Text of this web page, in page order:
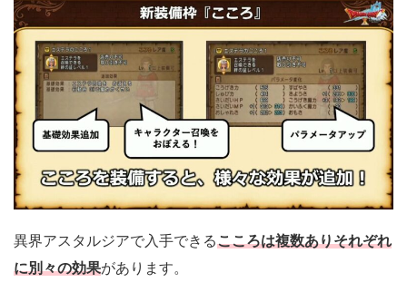
異界アスタルジアで入手できるこころは複数ありそれぞれ
に別々の効果があります。